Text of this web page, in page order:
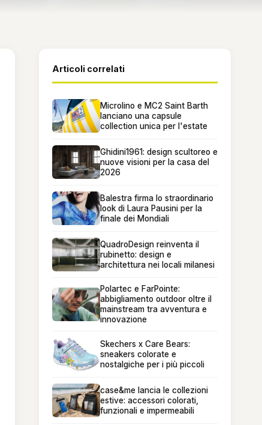
Articoli correlati
Microlino e MC2 Saint Barth
lanciano una capsule
collection unica per l'estate
Ghidini1961: design scultoreo e
nuove visioni per la casa del
2026
Balestra firma lo straordinario
look di Laura Pausini per la
finale dei Mondiali
QuadroDesign reinventa il
rubinetto: design e
architettura nei locali milanesi
Polartec e FarPointe:
abbigliamento outdoor oltre il
mainstream tra avventura e
innovazione
Skechers x Care Bears:
sneakers colorate e
nostalgiche per i più piccoli
case&me lancia le collezioni
estive: accessori colorati,
funzionali e impermeabili